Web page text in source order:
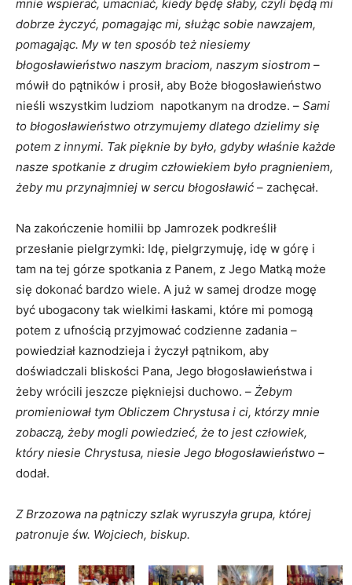
mnie wspierać, umacniać, kiedy będę słaby, czyli będą mi
dobrze życzyć, pomagając mi, służąc sobie nawzajem,
pomagając. My w ten sposób też niesiemy
błogosławieństwo naszym braciom, naszym siostrom –
mówił do pątników i prosił, aby Boże błogosławieństwo
nieśli wszystkim ludziom napotkanym na drodze. – Sami
to błogosławieństwo otrzymujemy dlatego dzielimy się
potem z innymi. Tak pięknie by było, gdyby właśnie każde
nasze spotkanie z drugim człowiekiem było pragnieniem,
żeby mu przynajmniej w sercu błogosławić – zachęcał.
Na zakończenie homilii bp Jamrozek podkreślił
przesłanie pielgrzymki: Idę, pielgrzymuję, idę w górę i
tam na tej górze spotkania z Panem, z Jego Matką może
się dokonać bardzo wiele. A już w samej drodze mogę
być ubogacony tak wielkimi łaskami, które mi pomogą
potem z ufnością przyjmować codzienne zadania –
powiedział kaznodzieja i życzył pątnikom, aby
doświadczali bliskości Pana, Jego błogosławieństwa i
żeby wrócili jeszcze piękniejsi duchowo. – Żebym
promieniował tym Obliczem Chrystusa i ci, którzy mnie
zobaczą, żeby mogli powiedzieć, że to jest człowiek,
który niesie Chrystusa, niesie Jego błogosławieństwo –
dodał.
Z Brzozowa na pątniczy szlak wyruszyła grupa, której
patronuje św. Wojciech, biskup.